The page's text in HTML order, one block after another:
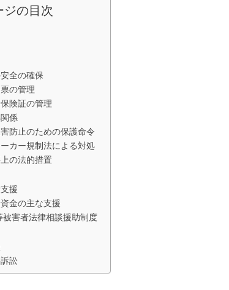
ジの目次
全の確保
の管理
険証の管理
係
防止のための保護命令
カー規制法による対処
の法的措置
援
金の主な支援
害者法律相談援助制度
訟